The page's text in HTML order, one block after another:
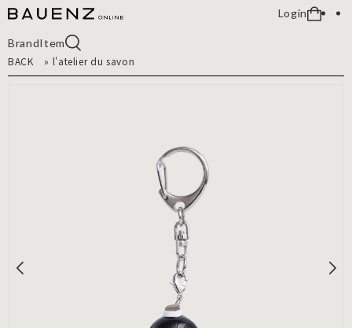
Login
BrandItem
BACK
» l'atelier du savon